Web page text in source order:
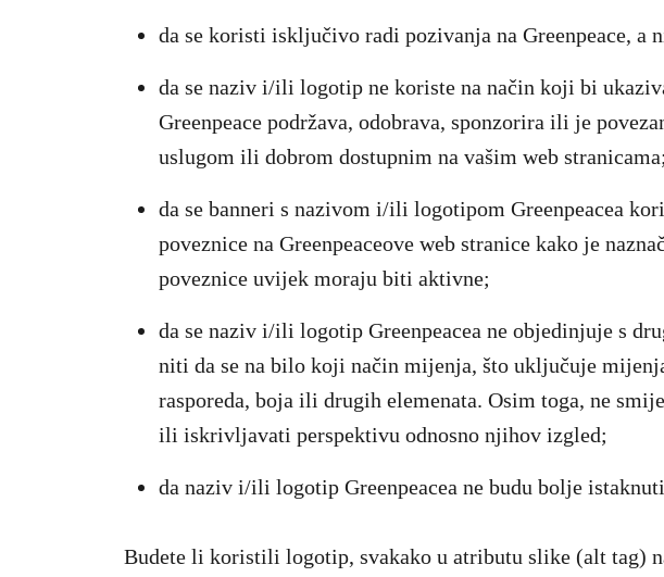
da se koristi isključivo radi pozivanja na Greenpeace, a
da se naziv i/ili logotip ne koriste na način koji bi
Greenpeace podržava, odobrava, sponzorira ili je
uslugom ili dobrom dostupnim na vašim web stranicama;
da se banneri s nazivom i/ili logotipom Greenpeacea
poveznice na Greenpeaceove web stranice kako je
poveznice uvijek moraju biti aktivne;
da se naziv i/ili logotip Greenpeacea ne objedinjuje s
niti da se na bilo koji način mijenja, što uključuje
rasporeda, boja ili drugih elemenata. Osim toga, ne
ili iskrivljavati perspektivu odnosno njihov izgled;
da naziv i/ili logotip Greenpeacea ne budu bolje
Budete li koristili logotip, svakako u atributu slike (alt tag)